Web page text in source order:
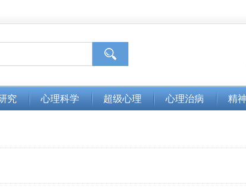
究 心理科学 超级心理 心理治病 精